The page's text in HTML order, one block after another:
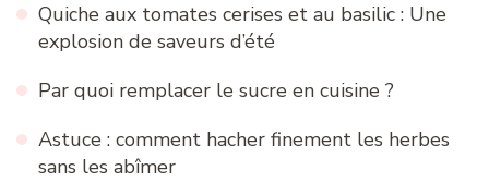
Quiche aux tomates cerises et au basilic : Une
explosion de saveurs d’été
Par quoi remplacer le sucre en cuisine ?
Astuce : comment hacher finement les herbes
sans les abîmer